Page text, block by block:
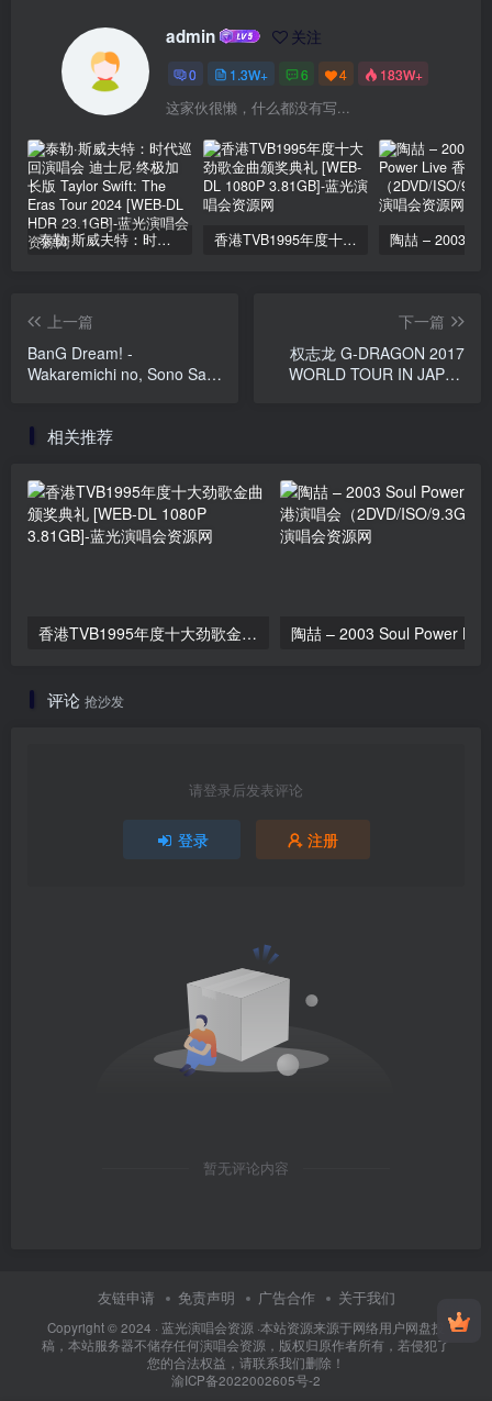
admin 关注
0 1.3W+ 6 4 183W+
这家伙很懒，什么都没有写...
泰勒·斯威夫特：时代巡回演唱会 迪士尼·终极加长版 Taylor Swift: The Eras Tour 2024 [WEB-DL HDR 23.1GB] 香港TVB1995年度十大劲歌金曲颁奖典礼 [WEB-DL 1080P 3.81GB]
上一篇
BanG Dream! -
Wakaremichi no, Sono Saki
45.9GB]
下一篇
权志龙 G-DRAGON 2017
WORLD TOUR IN JAPAN
相关推荐
香港TVB1995年度十大劲歌金曲颁奖典礼 [WEB-DL 1080P 3.81GB]
评论 抢沙发
请登录后发表评论
登录 注册
暂无评论内容
友链申请 免责声明 广告合作 关于我们
Copyright © 2024 · 蓝光演唱会资源 ·本站资源来源于网络用户网盘投
稿，本站服务器不储存任何演唱会资源，版权归原作者所有，若侵犯了
您的合法权益，请联系我们删除！
渝ICP备2022002605号-2